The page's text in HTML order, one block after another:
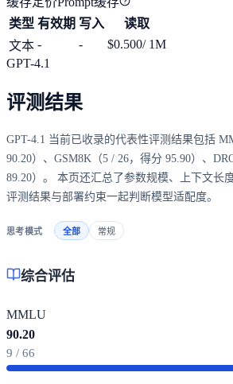
类型 有效期 写入
读取
文本 - - $0.500/ 1M
GPT-4.1
评测结果
GPT-4.1 当前已收录的代表性评测结果包括
90.20）、GSM8K（5 / 26，得分 95.90）、
89.20）。 本页还汇总了参数规模、上下文长
评测结果与部署约束一起判断模型适配度。
思考模式 全部 常规
综合评估
MMLU
90.20
9 / 66